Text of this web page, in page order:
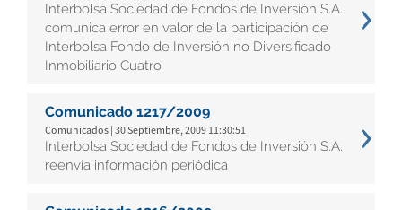
Interbolsa Sociedad de Fondos de Inversión S.A.
comunica error en valor de la participación de
Interbolsa Fondo de Inversión no Diversificado
Inmobiliario Cuatro
Comunicado 1217/2009
Comunicados | 30 Septiembre, 2009 11:30:51
Interbolsa Sociedad de Fondos de Inversión S.A.
reenvía información periódica